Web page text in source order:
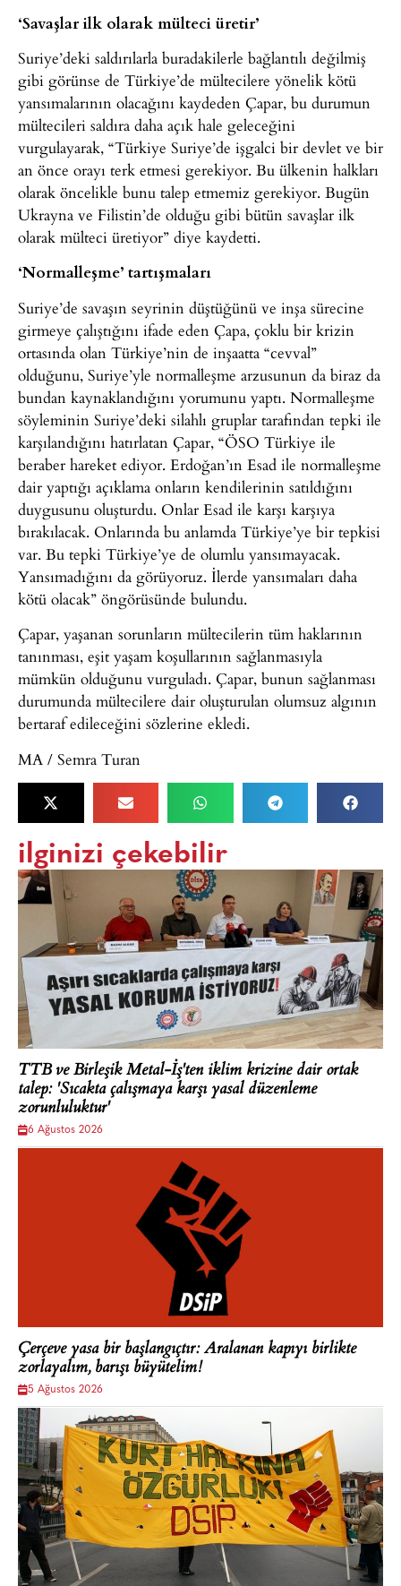
‘Savaşlar ilk olarak mülteci üretir’
Suriye’deki saldırılarla buradakilerle bağlantılı değilmiş
gibi görünse de Türkiye’de mültecilere yönelik kötü
yansımalarının olacağını kaydeden Çapar, bu durumun
mültecileri saldıra daha açık hale geleceğini
vurgulayarak, “Türkiye Suriye’de işgalci bir devlet ve bir
an önce orayı terk etmesi gerekiyor. Bu ülkenin halkları
olarak öncelikle bunu talep etmemiz gerekiyor. Bugün
Ukrayna ve Filistin’de olduğu gibi bütün savaşlar ilk
olarak mülteci üretiyor” diye kaydetti.
‘Normalleşme’ tartışmaları
Suriye’de savaşın seyrinin düştüğünü ve inşa sürecine
girmeye çalıştığını ifade eden Çapa, çoklu bir krizin
ortasında olan Türkiye’nin de inşaatta “cevval”
olduğunu, Suriye’yle normalleşme arzusunun da biraz da
bundan kaynaklandığını yorumunu yaptı. Normalleşme
söyleminin Suriye’deki silahlı gruplar tarafından tepki ile
karşılandığını hatırlatan Çapar, “ÖSO Türkiye ile
beraber hareket ediyor. Erdoğan’ın Esad ile normalleşme
dair yaptığı açıklama onların kendilerinin satıldığını
duygusunu oluşturdu. Onlar Esad ile karşı karşıya
bırakılacak. Onlarında bu anlamda Türkiye’ye bir tepkisi
var. Bu tepki Türkiye’ye de olumlu yansımayacak.
Yansımadığını da görüyoruz. İlerde yansımaları daha
kötü olacak” öngörüsünde bulundu.
Çapar, yaşanan sorunların mültecilerin tüm haklarının
tanınması, eşit yaşam koşullarının sağlanmasıyla
mümkün olduğunu vurguladı. Çapar, bunun sağlanması
durumunda mültecilere dair oluşturulan olumsuz algının
bertaraf edileceğini sözlerine ekledi.
MA / Semra Turan
ilginizi çekebilir
TTB ve Birleşik Metal-İş'ten iklim krizine dair ortak
talep: 'Sıcakta çalışmaya karşı yasal düzenleme
zorunluluktur'
6 Ağustos 2026
Çerçeve yasa bir başlangıçtır: Aralanan kapıyı birlikte
zorlayalım, barışı büyütelim!
5 Ağustos 2026